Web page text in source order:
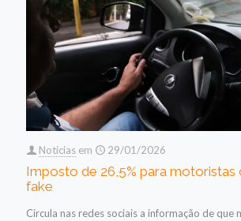
Noticias em 29/01/2026
Imposto de 26,5% para motoristas
fake
Circula nas redes sociais a informação de que